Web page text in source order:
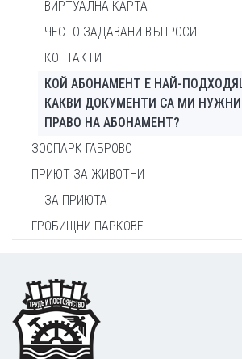
ВИРТУАЛНА КАРТА
ЧЕСТО ЗАДАВАНИ ВЪПРОСИ
КОНТАКТИ
КОЙ АБОНАМЕНТ Е НАЙ-
КАКВИ ДОКУМЕНТИ СА МИ
ПРАВО НА АБОНАМЕНТ?
ЗООПАРК ГАБРОВО
ПРИЮТ ЗА ЖИВОТНИ
ЗА ПРИЮТА
ГРОБИЩНИ ПАРКОВЕ
Footer